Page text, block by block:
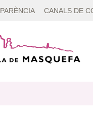
CANALS DE